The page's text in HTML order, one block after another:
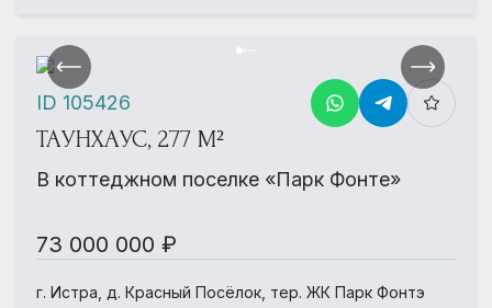
ТАУНХАУС, 277 М²
В коттеджном поселке «Парк Фонте»
73 000 000 ₽
г. Истра, д. Красный Посёлок, тер. ЖК Парк Фонтэ
ID 105426